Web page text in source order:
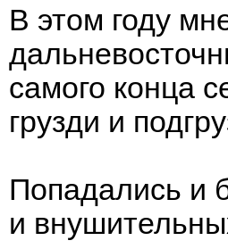
В этом году
самого конца
грузди и
Попадались и
и